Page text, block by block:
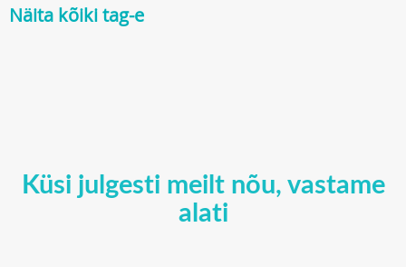
Näita kõiki tag-e
Küsi julgesti meilt nõu, vastame
alati